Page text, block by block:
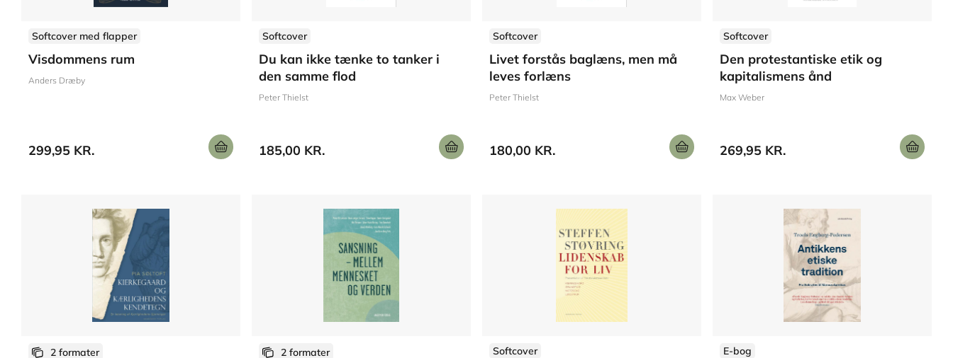
Softcover med flapper
Visdommens rum
Anders Dræby
299,95 KR.
Softcover
Du kan ikke tænke to tanker i
den samme flod
Peter Thielst
185,00 KR.
Softcover
Livet forstås baglæns, men må
leves forlæns
Peter Thielst
180,00 KR.
Softcover
Den protestantiske etik og
kapitalismens ånd
Max Weber
269,95 KR.
2 formater 2 formater Softcover E-bog